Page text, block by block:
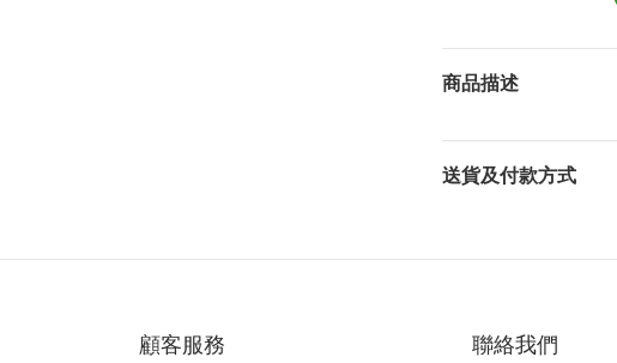
商品描述
送貨及付款方式
顧客服務 聯絡我們